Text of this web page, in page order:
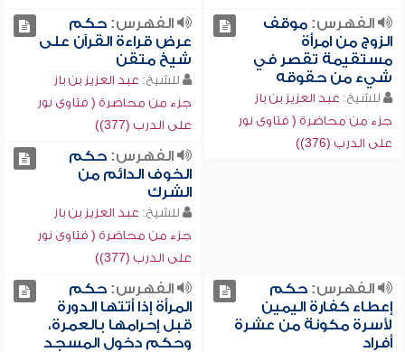
الفهرس:موقف
الزوج من امرأة
مستقيمة تقصر في
شيء من حقوقه
للشيخ: عبد العزيز بن باز
جزء من محاضرة ( فتاوى نور
على الدرب (376))
الفهرس:حكم
عرض قراءة القرآن على
شيخ متقن
للشيخ: عبد العزيز بن باز
جزء من محاضرة ( فتاوى نور
على الدرب (377))
الفهرس:حكم
الخوف الدائم من
الشرك
للشيخ: عبد العزيز بن باز
جزء من محاضرة ( فتاوى نور
على الدرب (377))
الفهرس:حكم
إعطاء كفارة اليمين
لأسرة مكونة من عشرة
أفراد
الفهرس:حكم
المرأة إذا أتتها الدورة
قبل إحرامها بالعمرة،
وحكم دخول المسجد